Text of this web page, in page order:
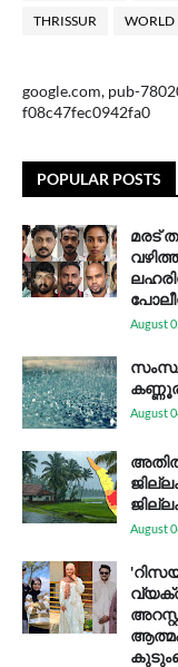
THRISSUR WORLD
google.com, pub-
f08c47fec0942fa0
POPULAR POSTS
മരട്
August
August
August